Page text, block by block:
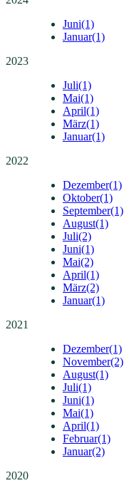
Juni(1)
Januar(1)
2023
Juli(1)
Mai(1)
April(1)
März(1)
Januar(1)
2022
Dezember(1)
Oktober(1)
September(1)
August(1)
Juli(2)
Juni(1)
Mai(2)
April(1)
März(2)
Januar(1)
2021
Dezember(1)
November(2)
August(1)
Juli(1)
Juni(1)
Mai(1)
April(1)
Februar(1)
Januar(2)
2020